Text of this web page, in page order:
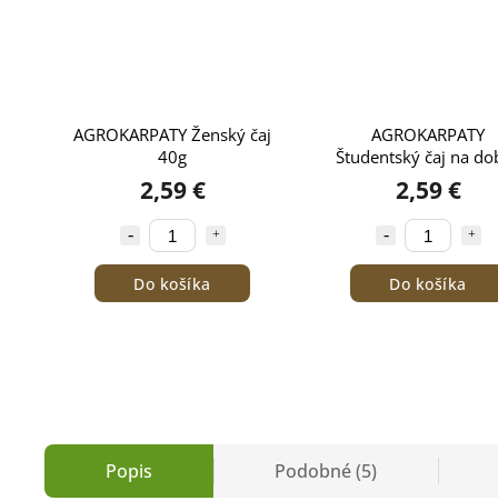
AGROKARPATY Ženský čaj
40g
2,59 €
Do košíka
AGROKARPATY
Študentský čaj na
pamäť 40g
2,59 €
Do košíka
Popis Podobné (5)